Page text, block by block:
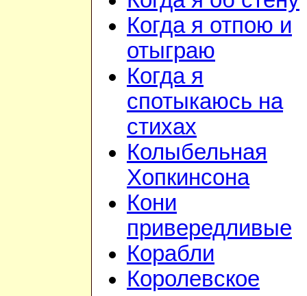
Когда я отпою и
отыграю
Когда я
спотыкаюсь на
стихах
Колыбельная
Хопкинсона
Кони
привередливые
Корабли
Королевское